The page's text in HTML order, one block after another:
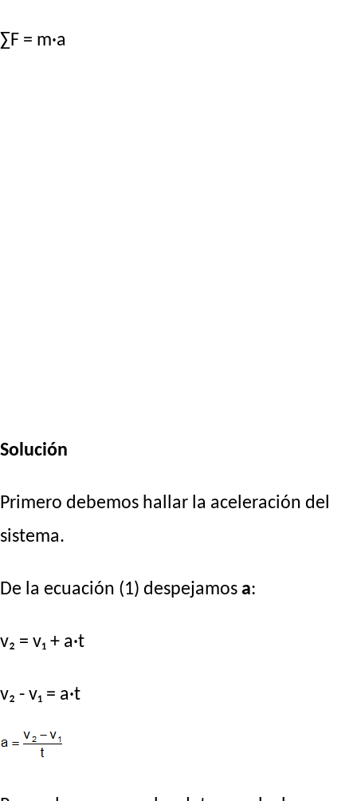
∑F = m·a
Solución
Primero debemos hallar la aceleración del
sistema.
De la ecuación (1) despejamos a:
v₂ = v₁ + a·t
v₂ - v₁ = a·t